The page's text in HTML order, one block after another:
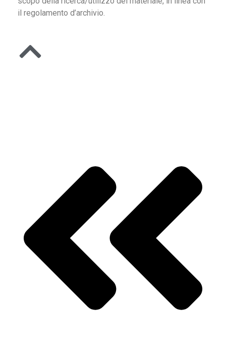
il regolamento d’archivio.